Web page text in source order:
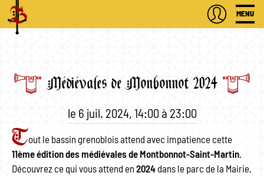
MENU
Médiévales de Monbonnot 2024
le 6 juil. 2024, 14:00à 23:00
Tout le bassin grenoblois attend avec impatience cette
11ème édition des médiévales de Montbonnot-Saint-Martin.
Découvrez ce qui vous attend en 2024 dans le parc de la Mairie.